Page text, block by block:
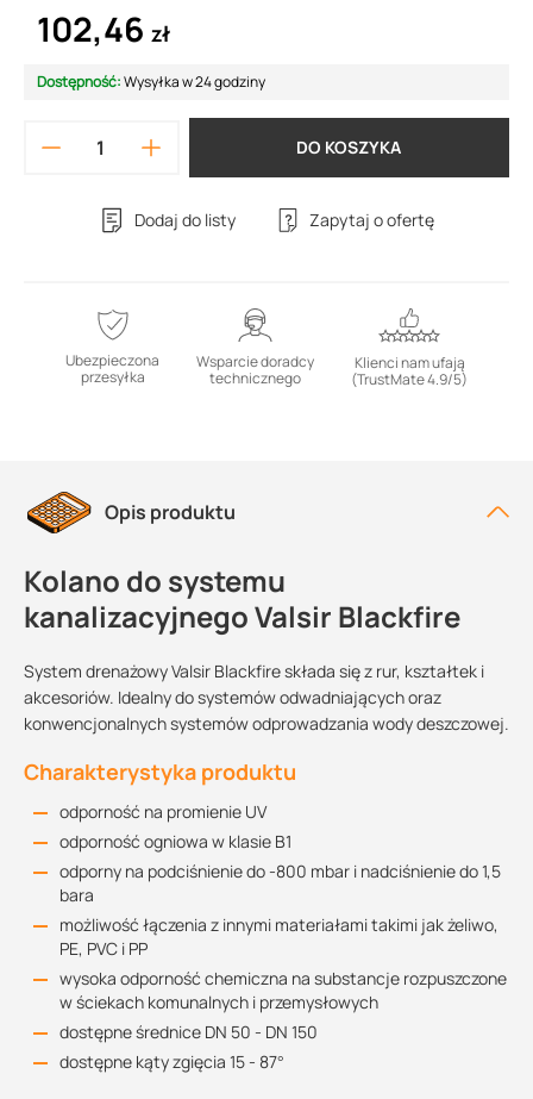
102,46 zł
Dostępność:Wysyłka w 24 godziny
DO KOSZYKA
Dodaj do listy Zapytaj o ofertę
Ubezpieczona
przesyłka
Wsparcie doradcy
technicznego
Klienci nam ufają
(TrustMate 4.9/5)
Opis produktu
Kolano do systemu
kanalizacyjnego Valsir Blackfire
System drenażowy Valsir Blackfire składa się z rur, kształtek i
akcesoriów. Idealny do systemów odwadniających oraz
konwencjonalnych systemów odprowadzania wody deszczowej.
Charakterystyka produktu
odporność na promienie UV
odporność ogniowa w klasie B1
odporny na podciśnienie do -800 mbar i nadciśnienie do 1,5
bara
możliwość łączenia z innymi materiałami takimi jak żeliwo,
PE, PVC i PP
wysoka odporność chemiczna na substancje rozpuszczone
w ściekach komunalnych i przemysłowych
dostępne średnice DN 50 - DN 150
dostępne kąty zgięcia 15 - 87°